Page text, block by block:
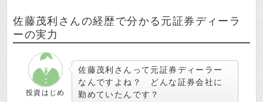
佐藤茂利さんの経歴で分かる元証券ディーラ
ーの実力
投資はじめ
佐藤茂利さんって元証券ディーラー
なんですよね？ どんな証券会社に
勤めていたんです？